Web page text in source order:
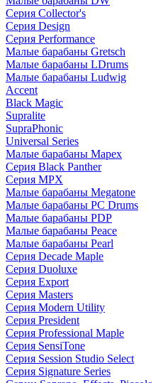
Серия Collector's
Серия Design
Серия Performance
Малые барабаны Gretsch
Малые барабаны LDrums
Малые барабаны Ludwig
Accent
Black Magic
Supralite
SupraPhonic
Universal Series
Малые барабаны Mapex
Серия Black Panther
Серия MPX
Малые барабаны Megatone
Малые барабаны PC Drums
Малые барабаны PDP
Малые барабаны Peace
Малые барабаны Pearl
Серия Decade Maple
Серия Duoluxe
Серия Export
Серия Masters
Серия Modern Utility
Серия President
Серия Professional Maple
Серия SensiTone
Серия Session Studio Select
Серия Signature Series